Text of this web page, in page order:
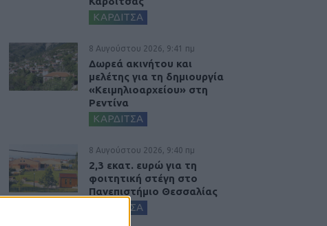
ΚΑΡΔΙΤΣΑ
8 Αυγούστου 2026, 9:41 πμ
Δωρεά ακινήτου και
μελέτης για τη δημιουργία
«Κειμηλιοαρχείου» στη
Ρεντίνα
ΚΑΡΔΙΤΣΑ
8 Αυγούστου 2026, 9:40 πμ
2,3 εκατ. ευρώ για τη
φοιτητική στέγη στο
Πανεπιστήμιο Θεσσαλίας
ΚΑΡΔΙΤΣΑ